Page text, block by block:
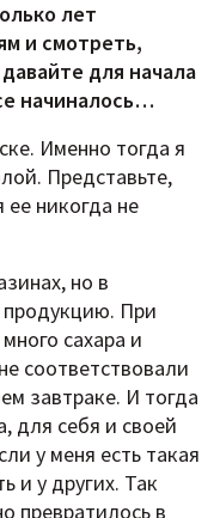
лет
и смотреть,
для начала
начиналось…
Именно тогда я
Представьте,
никогда не
но в
При
сахара и
соответствовали
завтраке. И тогда
для себя и своей
у меня есть такая
и у других. Так
превратилось в